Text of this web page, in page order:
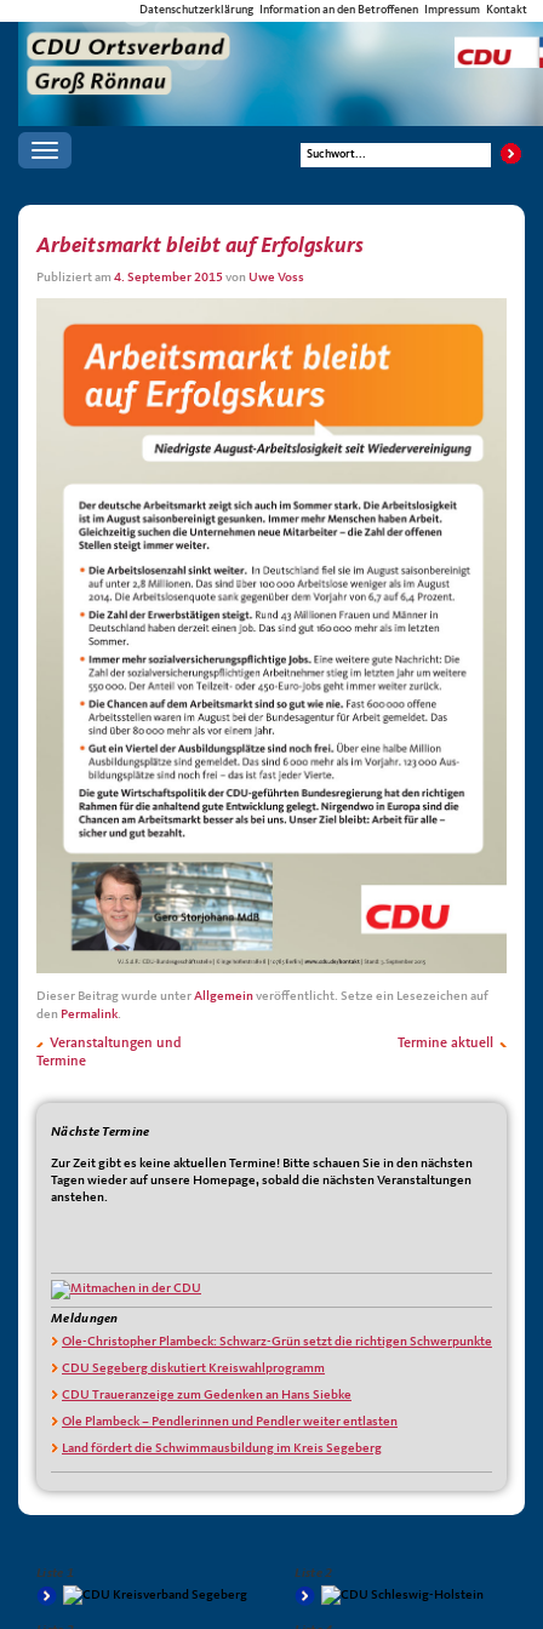
Datenschutzerklärung Information an den Betroffenen Impressum Kontakt
Toggle
navigation
Arbeitsmarkt bleibt auf Erfolgskurs
Publiziert am 4. September 2015von Uwe Voss
Dieser Beitrag wurde unterAllgemeinveröffentlicht. Setze ein Lesezeichen auf
den Permalink.
Veranstaltungen und
Termine
Termine aktuell
Nächste Termine
Zur Zeit gibt es keine aktuellen Termine! Bitte schauen Sie in den nächsten
Tagen wieder auf unsere Homepage, sobald die nächsten Veranstaltungen
anstehen.
Meldungen
Ole-Christopher Plambeck: Schwarz-Grün setzt die richtigen Schwerpunkte
CDU Segeberg diskutiert Kreiswahlprogramm
CDU Traueranzeige zum Gedenken an Hans Siebke
Ole Plambeck – Pendlerinnen und Pendler weiter entlasten
Land fördert die Schwimmausbildung im Kreis Segeberg
Liste 1 Liste 2